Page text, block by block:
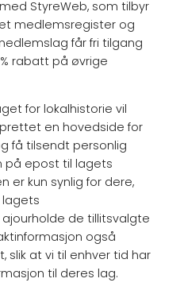
StyreWeb, som tilbyr
medlemsregister og
får fri tilgang
rabatt på øvrige
for lokalhistorie vil
en hovedside for
få tilsendt personlig
på epost til lagets
er kun synlig for dere,
de tillitsvalgte
også
slik at vi til enhver tid har
til deres lag.